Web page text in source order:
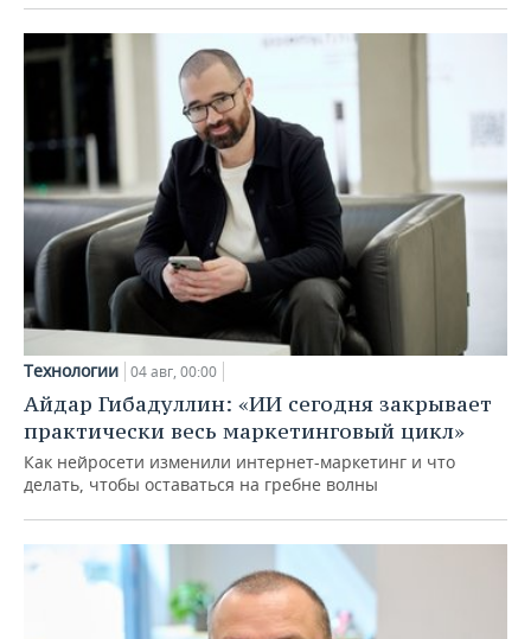
Технологии 04 авг, 00:00
Айдар Гибадуллин: «ИИ сегодня закрывает
практически весь маркетинговый цикл»
Как нейросети изменили интернет-маркетинг и что
делать, чтобы оставаться на гребне волны